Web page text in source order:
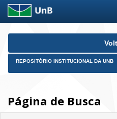
Skip
REPOSITÓRIO INSTITUCIONAL DA UNB
Página de Busca